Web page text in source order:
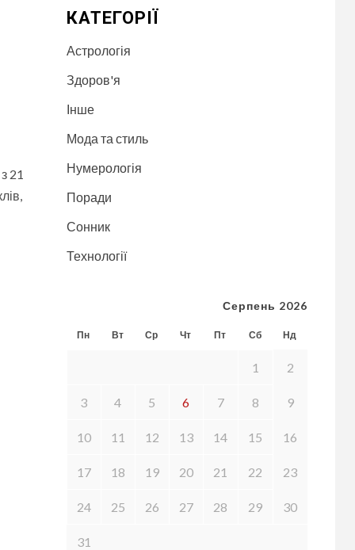
21
КАТЕГОРІЇ
Астрологія
Здоров'я
Інше
Мода та стиль
Нумерологія
Поради
Сонник
Технології
Серпень 2026
Пн Вт Ср Чт Пт Сб Нд
1 2
3 4 5 6 7 8 9
10 11 12 13 14 15 16
17 18 19 20 21 22 23
24 25 26 27 28 29 30
31